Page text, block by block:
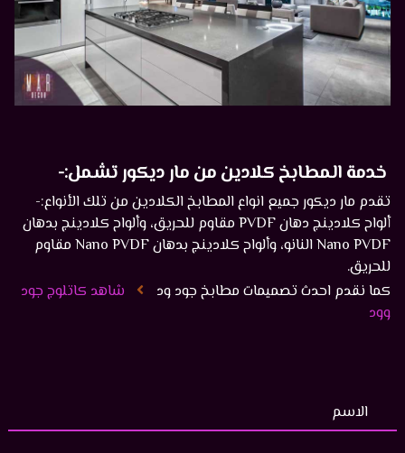
خدمة المطابخ كلادين من مار ديكور تشمل:-
تقدم مار ديكور جميع انواع المطابخ الكلادين من تلك الأنواع:-
ألواح كلادينج دهان PVDF مقاوم للحريق، وألواح كلادينج بدهان
Nano PVDF النانو، وألواح كلادينج بدهان Nano PVDF مقاوم
للحريق.
كما نقدم احدث تصميمات مطابخ جود ود
شاهد كاتلوج جود
وود